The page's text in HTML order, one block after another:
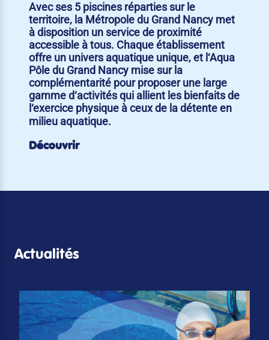
Avec ses 5 piscines réparties sur le
territoire, la Métropole du Grand Nancy met
à disposition un service de proximité
accessible à tous. Chaque établissement
offre un univers aquatique unique, et l‘Aqua
Pôle du Grand Nancy mise sur la
complémentarité pour proposer une large
gamme d‘activités qui allient les bienfaits de
l‘exercice physique à ceux de la détente en
milieu aquatique.
Découvrir
Actualités